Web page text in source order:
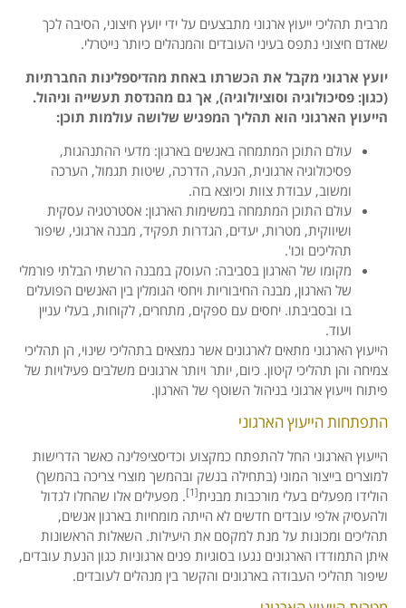
מרבית תהליכי ייעוץ ארגוני מתבצעים על ידי יועץ חיצוני, הסיבה לכך
שאדם חיצוני נתפס בעיני העובדים והמנהלים כיותר נייטרלי.
יועץ ארגוני מקבל את הכשרתו באחת מהדיספלינות החברתיות
(כגון: פסיכולוגיה וסוציולוגיה), אך גם מהנדסת תעשייה וניהול.
הייעוץ הארגוני הוא תהליך המפגיש שלושה עולמות תוכן:
עולם התוכן המתמחה באנשים בארגון: מדעי ההתנהגות,
פסיכולוגיה ארגונית, הנעה, הדרכה, שיטות תגמול, הערכה
ומשוב, עבודת צוות וכיוצא בזה.
עולם התוכן המתמחה במשימות הארגון: אסטרטגיה עסקית
ושיווקית, מטרות, יעדים, הגדרות תפקיד, מבנה ארגוני, שיפור
תהליכים וכו'.
מקומו של הארגון בסביבה: העוסק במבנה הרשתי הבלתי פורמלי
של הארגון, מבנה החיבוריות ויחסי הגומלין בין האנשים הפועלים
בו ובסביבתו. יחסים עם ספקים, מתחרים, לקוחות, בעלי עניין
ועוד.
הייעוץ הארגוני מתאים לארגונים אשר נמצאים בתהליכי שינוי, הן תהליכי
צמיחה והן תהליכי קיטון. כיום, יותר ויותר ארגונים משלבים פעילויות של
פיתוח וייעוץ ארגוני בניהול השוטף של הארגון.
התפתחות הייעוץ הארגוני
הייעוץ הארגוני החל להתפתח כמקצוע וכדיסציפלינה כאשר הדרישות
למוצרים בייצור המוני (בתחילה בנשק ובהמשך מוצרי צריכה בהמשך)
הולידו מפעלים בעלי מורכבות מבנית[1]
. מפעילים אלו שהחלו לגדול
ולהעסיק אלפי עובדים חדשים לא הייתה מומחיות בארגון אנשים,
תהליכים ומכונות על מנת למקסם את היעילות. השאלות הראשונות
איתן התמודדו הארגונים נגעו בסוגיות פנים ארגוניות כגון הנעת עובדים,
שיפור תהליכי העבודה בארגונים והקשר בין מנהלים לעובדים.